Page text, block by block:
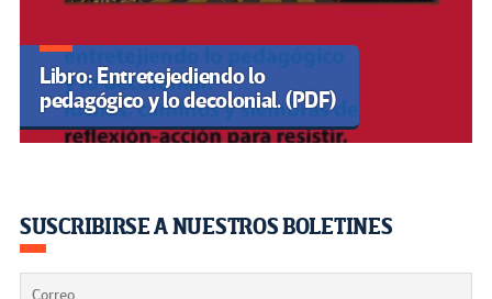
Libro: Entretejediendo lo
pedagógico y lo decolonial. (PDF)
SUSCRIBIRSE A NUESTROS BOLETINES